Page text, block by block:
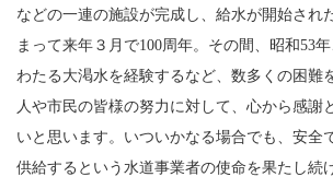
などの一連の施設が完成し、給水が開始され
まって来年３月で100周年。その間、昭和53
わたる大渇水を経験するなど、数多くの困難
人や市民の皆様の努力に対して、心から感謝
いと思います。いついかなる場合でも、安全
供給するという水道事業者の使命を果たし続